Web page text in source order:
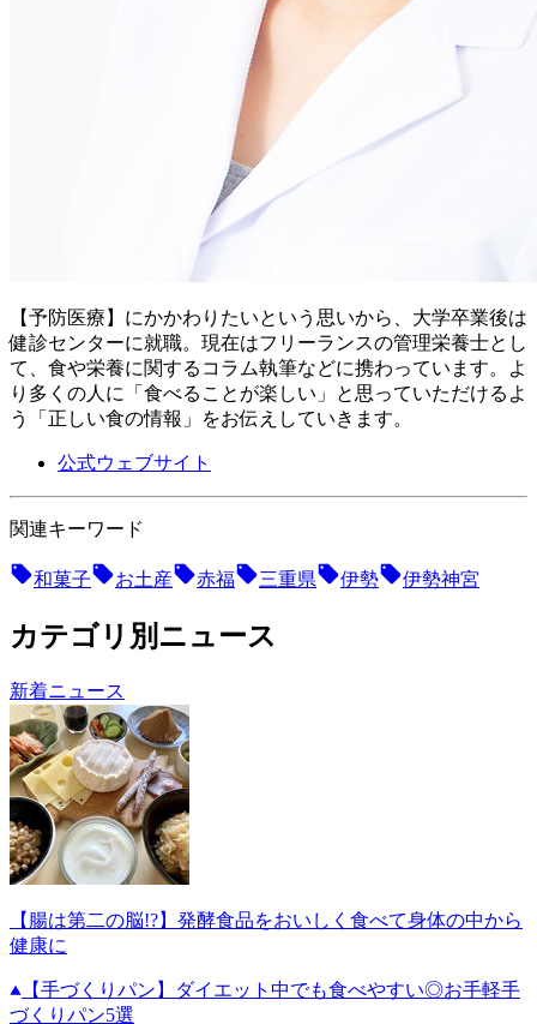
【予防医療】にかかわりたいという思いから、大学卒業後は
健診センターに就職。現在はフリーランスの管理栄養士とし
て、食や栄養に関するコラム執筆などに携わっています。よ
り多くの人に「食べることが楽しい」と思っていただけるよ
う「正しい食の情報」をお伝えしていきます。
公式ウェブサイト
関連キーワード
和菓子 お土産 赤福 三重県 伊勢 伊勢神宮
カテゴリ別ニュース
新着ニュース
【腸は第二の脳!?】発酵食品をおいしく食べて身体の中から
健康に
【手づくりパン】ダイエット中でも食べやすい◎お手軽手
づくりパン5選